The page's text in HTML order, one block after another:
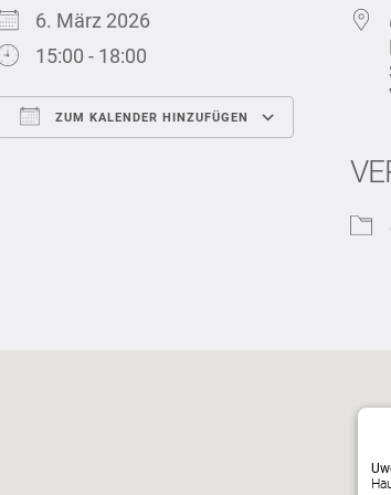
6. März 2026
15:00 - 18:00
ZUM KALENDER HINZUFÜGEN